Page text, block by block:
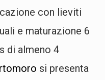
con lieviti
e maturazione 6
di almeno 4
si presenta